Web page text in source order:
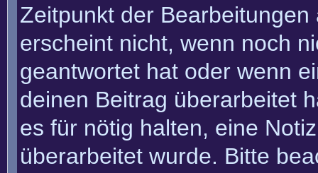
Zeitpunkt der
erscheint nicht, wenn noch
geantwortet hat oder wenn
deinen Beitrag überarbeitet
es für nötig halten, eine
überarbeitet wurde. Bitte